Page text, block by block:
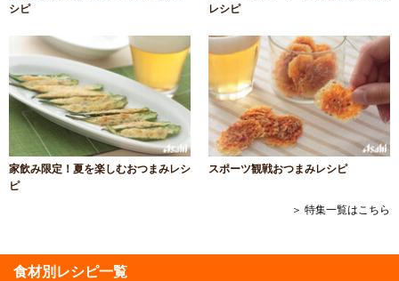
シピ
レシピ
家飲み限定！夏を楽しむおつまみレシ
ピ
スポーツ観戦おつまみレシピ
＞ 特集一覧はこちら
食材別レシピ一覧